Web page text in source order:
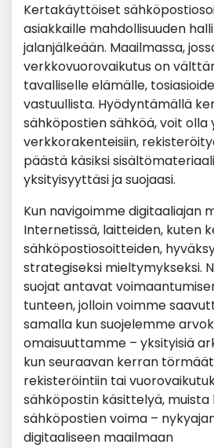
Kertakäyttöiset
asiakkaille mahdollisuuden
jalanjälkeään. Maailmassa,
verkkovuorovaikutus on
tavalliselle elämälle,
vastuullista. Hyödyntämällä
sähköpostien sähköä, voit olla
verkkorakenteisiin,
päästä käsiksi
yksityisyyttäsi ja suojaasi.
Kun navigoimme digitaaliajan
Internetissä, laitteiden, kuten
sähköpostiosoitteiden,
strategiseksi mieltymykseksi.
suojat antavat
tunteen, jolloin voimme
samalla kun suojelemme
omaisuuttamme – yksityisiä
kun seuraavan kerran
rekisteröintiin tai
sähköpostin käsittelyä,
sähköpostien voima –
digitaaliseen maailmaan